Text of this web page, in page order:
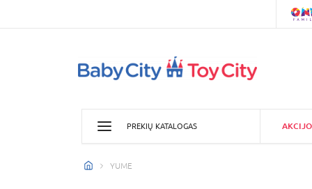
PREKIŲ KATALOGAS
YUME